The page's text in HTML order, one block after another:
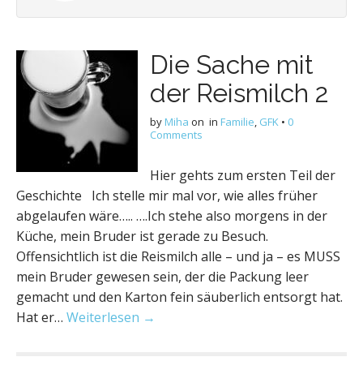
Die Sache mit
der Reismilch 2
by Miha on in Familie, GFK • 0
Comments
Hier gehts zum ersten Teil der
Geschichte Ich stelle mir mal vor, wie alles früher
abgelaufen wäre….. ….Ich stehe also morgens in der
Küche, mein Bruder ist gerade zu Besuch.
Offensichtlich ist die Reismilch alle – und ja – es MUSS
mein Bruder gewesen sein, der die Packung leer
gemacht und den Karton fein säuberlich entsorgt hat.
Hat er… Weiterlesen →